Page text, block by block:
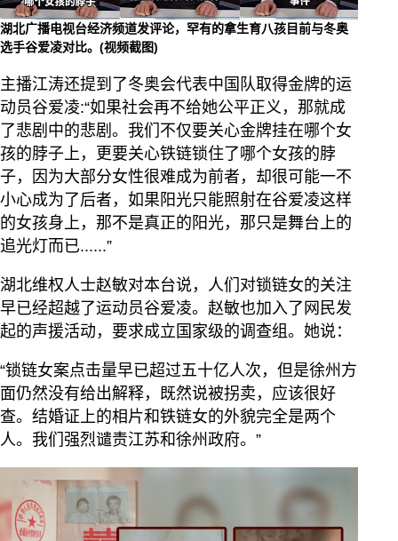
湖北广播电视台经济频道发评论，罕有的拿生育八孩目前与冬奥
选手谷爱凌对比。(视频截图)
主播江涛还提到了冬奥会代表中国队取得金牌的运
动员谷爱凌:“如果社会再不给她公平正义，那就成
了悲剧中的悲剧。我们不仅要关心金牌挂在哪个女
孩的脖子上，更要关心铁链锁住了哪个女孩的脖
子，因为大部分女性很难成为前者，却很可能一不
小心成为了后者，如果阳光只能照射在谷爱凌这样
的女孩身上，那不是真正的阳光，那只是舞台上的
追光灯而已......”
湖北维权人士赵敏对本台说，人们对锁链女的关注
早已经超越了运动员谷爱凌。赵敏也加入了网民发
起的声援活动，要求成立国家级的调查组。她说：
“锁链女案点击量早已超过五十亿人次，但是徐州方
面仍然没有给出解释，既然说被拐卖，应该很好
查。结婚证上的相片和铁链女的外貌完全是两个
人。我们强烈谴责江苏和徐州政府。”